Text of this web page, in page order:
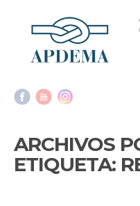
ARCHIVOS
ETIQUETA: